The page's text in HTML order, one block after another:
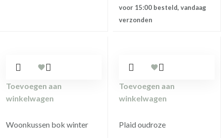
voor 15:00 besteld, vandaag
verzonden
Toevoegen aan
winkelwagen
Woonkussen bok winter
Toevoegen aan
winkelwagen
Plaid oudroze